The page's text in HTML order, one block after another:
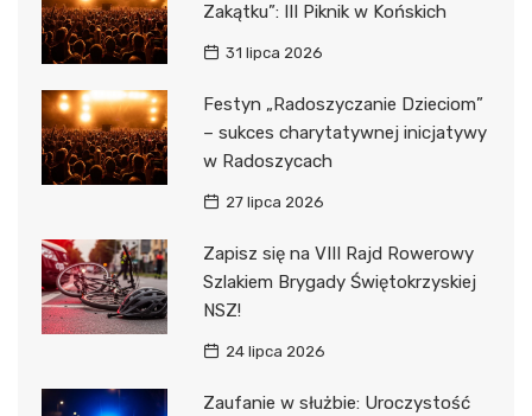
Zakątku”: III Piknik w Końskich
31 lipca 2026
Festyn „Radoszyczanie Dzieciom”
– sukces charytatywnej inicjatywy
w Radoszycach
27 lipca 2026
Zapisz się na VIII Rajd Rowerowy
Szlakiem Brygady Świętokrzyskiej
NSZ!
24 lipca 2026
Zaufanie w służbie: Uroczystość